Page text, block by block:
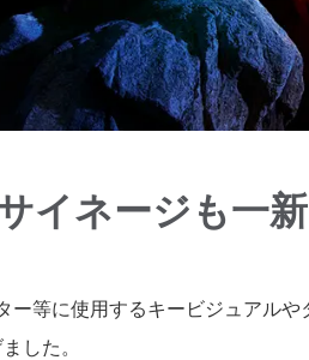
イネージも一
ー等に使用するキービジュアル
した。